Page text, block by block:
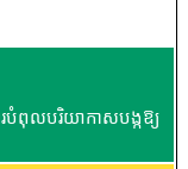
បំពុលបរិយាកាសបង្កឱ្យ